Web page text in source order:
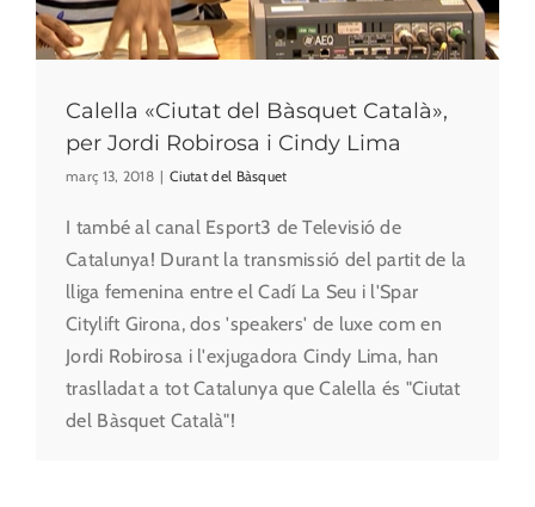
Calella «Ciutat del Bàsquet Català»,
per Jordi Robirosa i Cindy Lima
març 13, 2018 | Ciutat del Bàsquet
I també al canal Esport3 de Televisió de
Catalunya! Durant la transmissió del partit de la
lliga femenina entre el Cadí La Seu i l'Spar
Citylift Girona, dos 'speakers' de luxe com en
Jordi Robirosa i l'exjugadora Cindy Lima, han
traslladat a tot Catalunya que Calella és "Ciutat
del Bàsquet Català"!